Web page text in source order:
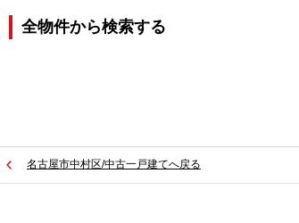
全物件から検索する
名古屋市中村区/中古一戸建てへ戻る